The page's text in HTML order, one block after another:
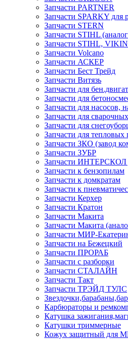
Запчасти PARTNER
Запчасти SPARKY для
Запчасти STERN
Запчасти STIHL
Запчасти STIHL,
Запчасти Volcano
Запчасти АСКЕР
Запчасти Бест Трейд
Запчасти Витязь
Запчасти для
Запчасти для
Запчасти для насосов,
Запчасти для
Запчасти для
Запчасти для тепловых
Запчасти ЗКО (завод
Запчасти ЗУБР
Запчасти ИНТЕРСКОЛ
Запчасти к бензопилам
Запчасти к домкратам
Запчасти к
Запчасти Керхер
Запчасти Кратон
Запчасти Макита
Запчасти Макита
Запчасти МИР-
Запчасти на Бежецкий
Запчасти ПРОРАБ
Запчасти с разборки
Запчасти СТАЛАЙН
Запчасти Такт
Запчасти ТРЭЙД ТУЛС
Карбюраторы и
Катушка
Катушки триммерные
Кожух защитный для